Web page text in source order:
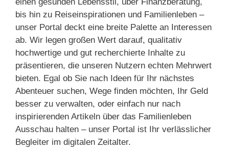
bis hin zu Reiseinspirationen und Familienleben –
unser Portal deckt eine breite Palette an Interessen
ab. Wir legen großen Wert darauf, qualitativ
hochwertige und gut recherchierte Inhalte zu
präsentieren, die unseren Nutzern echten Mehrwert
bieten. Egal ob Sie nach Ideen für Ihr nächstes
Abenteuer suchen, Wege finden möchten, Ihr Geld
besser zu verwalten, oder einfach nur nach
inspirierenden Artikeln über das Familienleben
Ausschau halten – unser Portal ist Ihr verlässlicher
Begleiter im digitalen Zeitalter.